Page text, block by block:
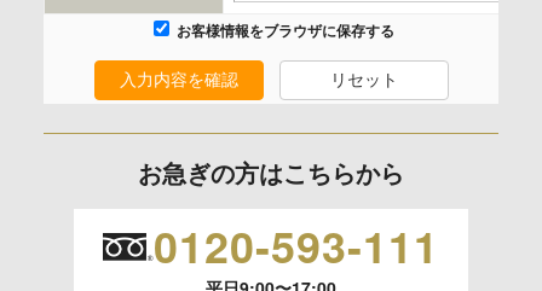
委託の有無
利用目的の通知、開示、内容の訂正、追加または削除、利用
います。）に応じます。
開示等のご請求は、下記お問い合わせ先窓口へご連絡願いま
お客様情報をブラウザに保存する
入力内容を確認 リセット
お急ぎの方はこちらから
0120-593-111